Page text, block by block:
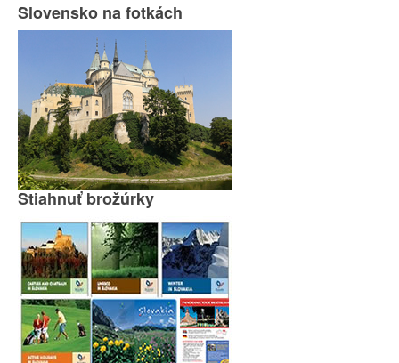
Slovensko na fotkách
Stiahnuť brožúrky